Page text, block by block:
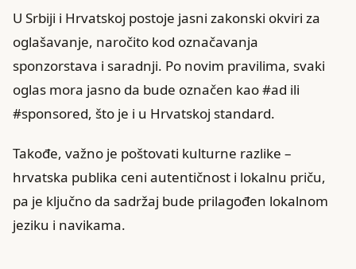
U Srbiji i Hrvatskoj postoje jasni zakonski okviri za
oglašavanje, naročito kod označavanja
sponzorstava i saradnji. Po novim pravilima, svaki
oglas mora jasno da bude označen kao #ad ili
#sponsored, što je i u Hrvatskoj standard.
Takođe, važno je poštovati kulturne razlike –
hrvatska publika ceni autentičnost i lokalnu priču,
pa je ključno da sadržaj bude prilagođen lokalnom
jeziku i navikama.